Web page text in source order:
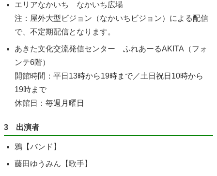
エリアなかいち なかいち広場
注：屋外大型ビジョン（なかいちビジョン）による配信
で、不定期配信となります。
あきた文化交流発信センター ふれあーるAKITA（フォ
ンテ6階）
開館時間：平日13時から19時まで／土日祝日10時から
19時まで
休館日：毎週月曜日
3 出演者
鴉【バンド】
藤田ゆうみん【歌手】